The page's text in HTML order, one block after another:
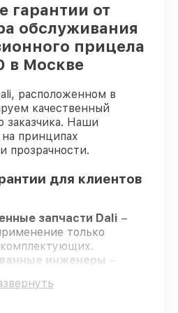
гарантии от
обслуживания
прицела
в Москве
расположенном в
качественный
заказчика. Наши
принципах
прозрачности.
для клиентов
запчасти Dali –
только
инженеры –
надёжную